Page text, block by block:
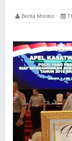
Berita Monitor